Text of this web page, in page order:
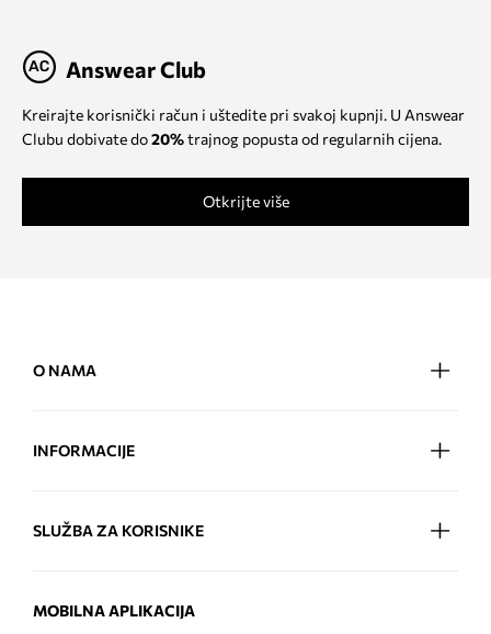
Answear Club
Kreirajte korisnički račun i uštedite pri svakoj kupnji. U Answear
Clubu dobivate do20%trajnog popusta od regularnih cijena.
Otkrijte više
O NAMA
INFORMACIJE
SLUŽBA ZA KORISNIKE
MOBILNA APLIKACIJA